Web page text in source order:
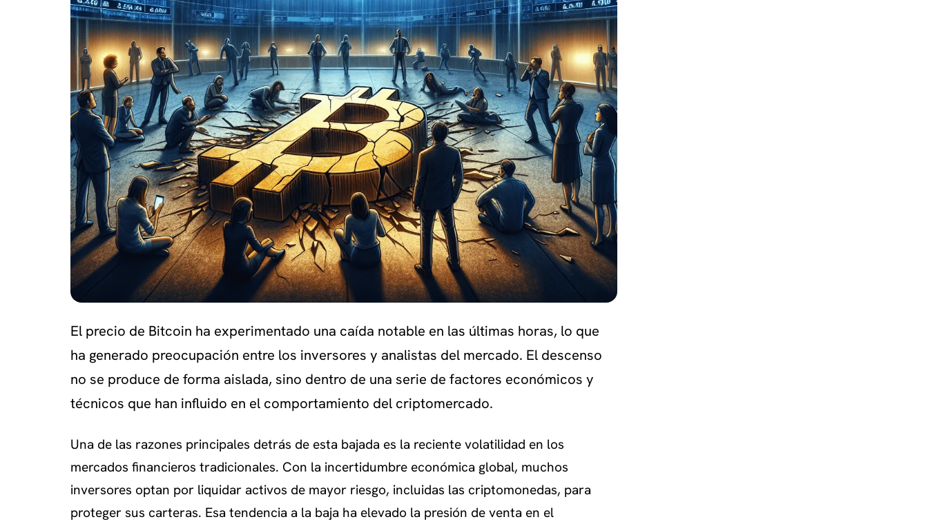
El precio de Bitcoin ha experimentado una caída notable en las últimas horas, lo que
ha generado preocupación entre los inversores y analistas del mercado. El descenso
no se produce de forma aislada, sino dentro de una serie de factores económicos y
técnicos que han influido en el comportamiento del criptomercado.
Una de las razones principales detrás de esta bajada es la reciente volatilidad en los
mercados financieros tradicionales. Con la incertidumbre económica global, muchos
inversores optan por liquidar activos de mayor riesgo, incluidas las criptomonedas, para
proteger sus carteras. Esa tendencia a la baja ha elevado la presión de venta en el